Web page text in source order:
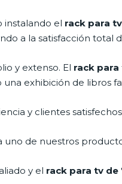
instalando el rack para
a la satisfacción total
y extenso. El rack para
exhibición de libros
y clientes
de nuestros
y el rack para tv de